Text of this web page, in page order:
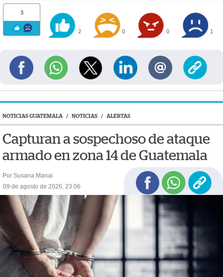
3
2 0 0 1
NOTICIAS GUATEMALA / NOTICIAS / ALERTAS
Capturan a sospechoso de ataque
armado en zona 14 de Guatemala
Por Susana Manai
09 de agosto de 2026, 23:06